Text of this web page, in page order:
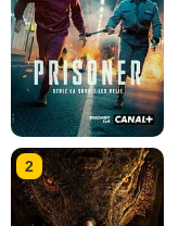
2